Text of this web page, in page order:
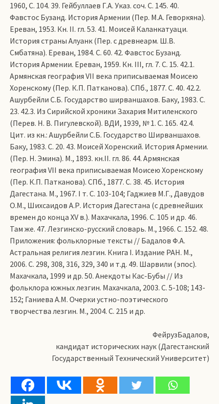
1960, С. 104. 39. Гейбуллаев Г.А. Указ. соч. С. 145. 40.
Фавстос Бузанд. История Армении (Пер. М.А. Геворкяна).
Ереван, 1953. Кн. II. гл. 53. 41. Моисей Каланкатуаци.
История страны Алуанк (Пер. с древнеарм. Ш.В.
Смбатяна). Ереван, 1984. С. 60. 42. Фавстос Бузанд.
История Армении. Ереван, 1959. Кн. III, гл. 7. С. 15. 42.1.
Армянская география VII века приписываемая Моисею
Хоренскому (Пер. К.П. Патканова). СПб., 1877. С. 40. 42.2.
Ашурбейли С.Б. Государство ширваншахов. Баку, 1983. С.
23. 42.3. Из Сирийской хроники Захария Митиленского
(Перев. Н. В. Пигулевской). ВДИ, 1939, № 1. С. 165. 42.4.
Цит. из кн.: Ашурбейли C.Б. Государство Ширваншахов.
Баку, 1983. С. 20. 43. Моисей Хоренский. История Армении.
(Пер. Н. Эмина). М., 1893. кн.II. гл. 86. 44. Армянская
география VII века приписываемая Моисею Хоренскому
(Пер. К.П. Патканова). СПб., 1877. С. 38. 45. История
Дагестана. М., 1967. I т. С. 103-104; Гаджиев М.Г., Давудов
О.М., Шихсаидов А.Р. История Дагестана (с древнейших
времен до конца ХV в.). Махачкала, 1996. С. 105 и др. 46.
Там же. 47. Лезгинско-русский словарь. М., 1966. С. 152. 48.
Приложения: фольклорные тексты // Бадалов Ф.А.
Астральная религия лезгин. Книга I. Издание РАН. М.,
2006. С. 298, 308, 316, 329, 340 и т.д. 49. Шарвили (эпос).
Махачкала, 1999 и др. 50. Анекдоты Кас-Бубы // Из
фольклора южных лезгин. Махачкала, 2003. С. 5-108; 143-
152; Ганиева А.М. Очерки устно-поэтического
творчества лезгин. М., 2004. С. 215 и др.
ФейрузБадалов,
кандидат исторических наук (Дагестанский
Государственный Технический Университет)